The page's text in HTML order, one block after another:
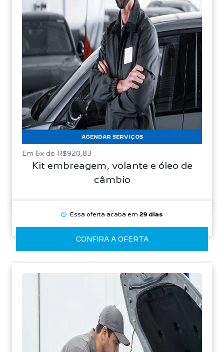
Kit embreagem, volante e óleo de
câmbio
AGENDAR SERVIÇOS
Em 6x de R$920,83
Essa oferta acaba em 29 dias
CONFIRA A OFERTA